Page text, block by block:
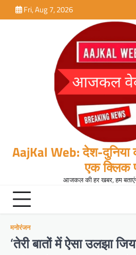
to
Fri, Aug 7, 2026
AajKal Web: देश-दुनिया
एक क्लिक
आजकल की हर खबर, हम
मनोरंजन
‘तेरी बातों में ऐसा उलझा